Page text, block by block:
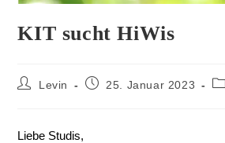
KIT sucht HiWis
Levin 25. Januar 2023
Liebe Studis,